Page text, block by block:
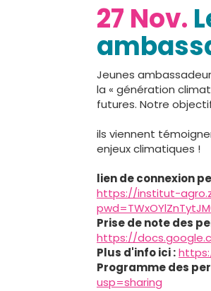
27 Nov.
Jeunes
la « génération
futures. Notre
ils viennent
enjeux climatiques !
lien de connexion
https://institut-
Prise de note des
https://
Plus d'info ici :
Programme des
usp=sharing